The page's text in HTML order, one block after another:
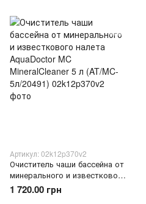
Артикул: 02k12p370v2
Очиститель чаши бассейна от
минерального и известкового
налета AquaDoctor MC
MineralCleaner 5 л (AT/MC-
1 720.00 грн